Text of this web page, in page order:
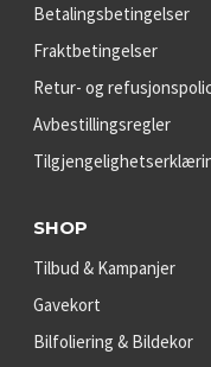
Betalingsbetingelser
Fraktbetingelser
Retur- og
Avbestillingsregler
SHOP
Tilbud & Kampanjer
Gavekort
Bilfoliering & Bildekor